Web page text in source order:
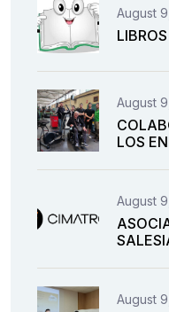
August
August
LOS
August
August